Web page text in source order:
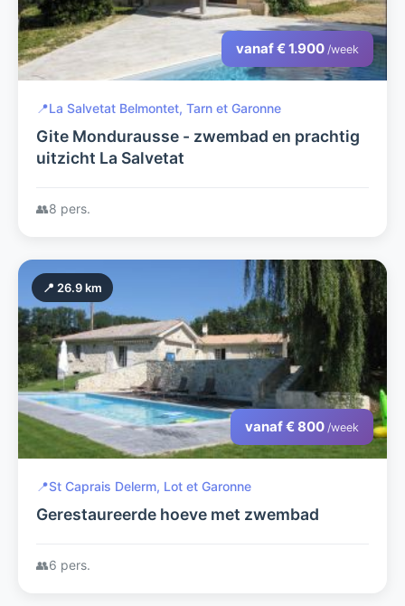
vanaf € 1.900 /week
📍La Salvetat Belmontet, Tarn et Garonne
Gite Mondurausse - zwembad en prachtig
uitzicht La Salvetat
👥8 pers.
📍 26.9 km
vanaf € 800 /week
📍St Caprais Delerm, Lot et Garonne
Gerestaureerde hoeve met zwembad
👥6 pers.